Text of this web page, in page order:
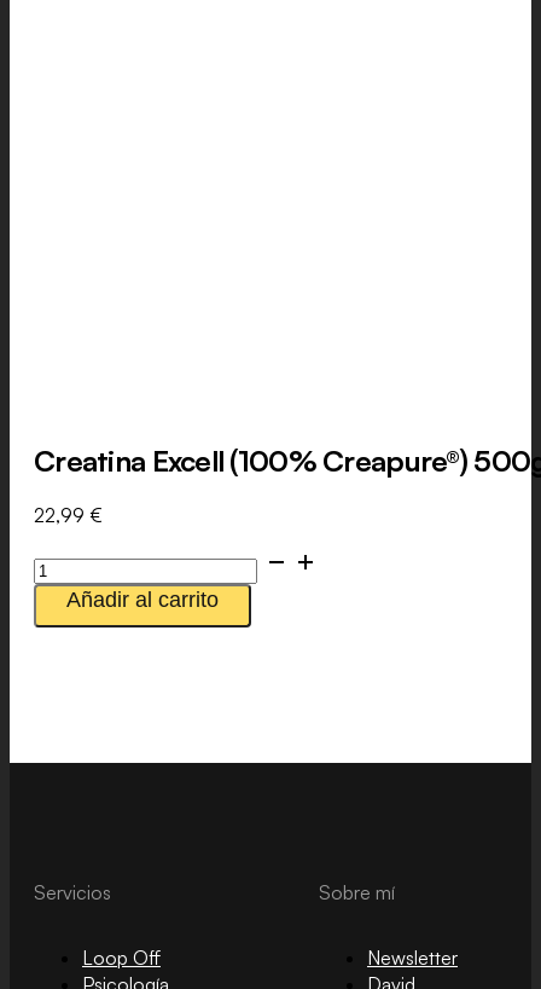
Creatina Excell (100% Creapure®)
22,99 €
Creatina
Excell
(100%
Añadir al carrito
Servicios
Loop Off
Psicología
Sobre mí
Newsletter
David